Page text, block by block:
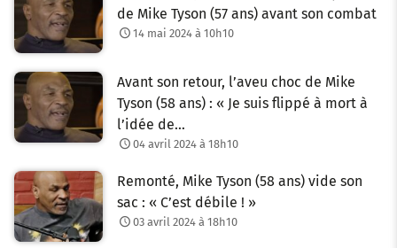
de Mike Tyson (57 ans) avant son combat
14 mai 2024 à 10h10
Avant son retour, l’aveu choc de Mike
Tyson (58 ans) : « Je suis flippé à mort à
l’idée de…
04 avril 2024 à 18h10
Remonté, Mike Tyson (58 ans) vide son
sac : « C’est débile ! »
03 avril 2024 à 18h10